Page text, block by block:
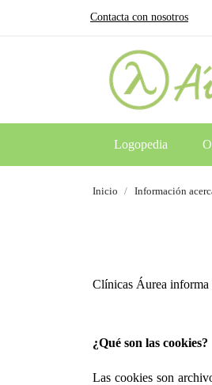
Contacta con nosotros
Logopedia
Inicio Información
Clínicas Áurea informa
¿Qué son las cookies?
Las cookies son